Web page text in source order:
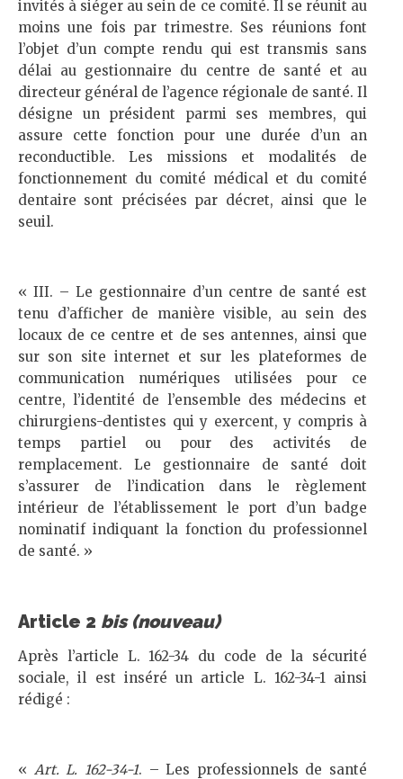
invités à siéger au sein de ce comité. Il se réunit au
moins une fois par trimestre. Ses réunions font
l’objet d’un compte rendu qui est transmis sans
délai au gestionnaire du centre de santé et au
directeur général de l’agence régionale de santé. Il
désigne un président parmi ses membres, qui
assure cette fonction pour une durée d’un an
reconductible. Les missions et modalités de
fonctionnement du comité médical et du comité
dentaire sont précisées par décret, ainsi que le
seuil.
« III. – Le gestionnaire d’un centre de santé est
tenu d’afficher de manière visible, au sein des
locaux de ce centre et de ses antennes, ainsi que
sur son site internet et sur les plateformes de
communication numériques utilisées pour ce
centre, l’identité de l’ensemble des médecins et
chirurgiens-dentistes qui y exercent, y compris à
temps partiel ou pour des activités de
remplacement. Le gestionnaire de santé doit
s’assurer de l’indication dans le règlement
intérieur de l’établissement le port d’un badge
nominatif indiquant la fonction du professionnel
de santé. »
Article 2 bis (nouveau)
Après l’article L. 162-34 du code de la sécurité
sociale, il est inséré un article L. 162-34-1 ainsi
rédigé :
« Art. L. 162-34-1. – Les professionnels de santé